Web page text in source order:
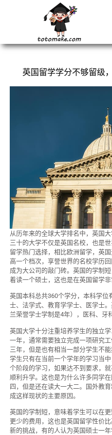
英国留学学分不够留级
从历年来的全球大学排名中，英国
三十的大学不仅是英国名校，也是
留学热门选择，相比欧洲留学，英
高一个档次，享誉世界的名校学历
成为大公司的敲门砖。英国的学制
着读一个硕士，这也是在英国留学非
英国本科总共360个学分，本科学位
士、法学式、教育学学士、医学士
兰荣誉学士学制是4年），医科、牙
英国大学十分注重培养学生的独立
一年，通常需要独立完成一项研究
三年，但是也有相当一部分学生不
学生只有在当前一个学年的学习当
个阶段的学习，如果达不到要求，
顺利升学。这也是为什么许多同学
四，但是还在读大一大二。国外教
成这样现状的主要原因。
英国的学制短，意味着学生可以在
更少的费用，这也是英国留学性价
新的挑战，有的人认为英国硕士一